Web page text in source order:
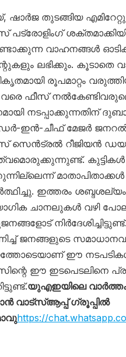
ഷാർജ തുടങ്ങിയ
പട്രോളിംഗ്
വാഹനങ്ങൾ
ലഭിക്കും. കൂടാതെ
രൂപമാറ്റം
വരെ ഫീസ്
നടപ്പാക്കുന്നതിന്
ഇൻ-ചീഫ് മേജർ
സെൻട്രൽ റീജിയൻ
ഇത്തരം ശബ്ദശല്യം
ചാനലുകൾ വഴി
ജനങ്ങളുടെ
ഈ നടപടികൾ
ഈ ഇടപെടലിനെ
യുഎഇയിലെ
വാട്സ്ആപ്പ് ഗ്രൂപ്പിൽ
https://